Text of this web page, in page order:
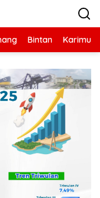
Bintan Karimun